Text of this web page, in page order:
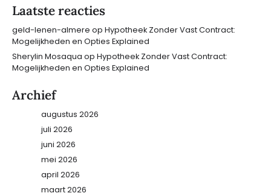
Laatste reacties
geld-lenen-almere op Hypotheek Zonder Vast Contract:
Mogelijkheden en Opties Explained
Sherylin Mosaqua op Hypotheek Zonder Vast Contract:
Mogelijkheden en Opties Explained
Archief
augustus 2026
juli 2026
juni 2026
mei 2026
april 2026
maart 2026